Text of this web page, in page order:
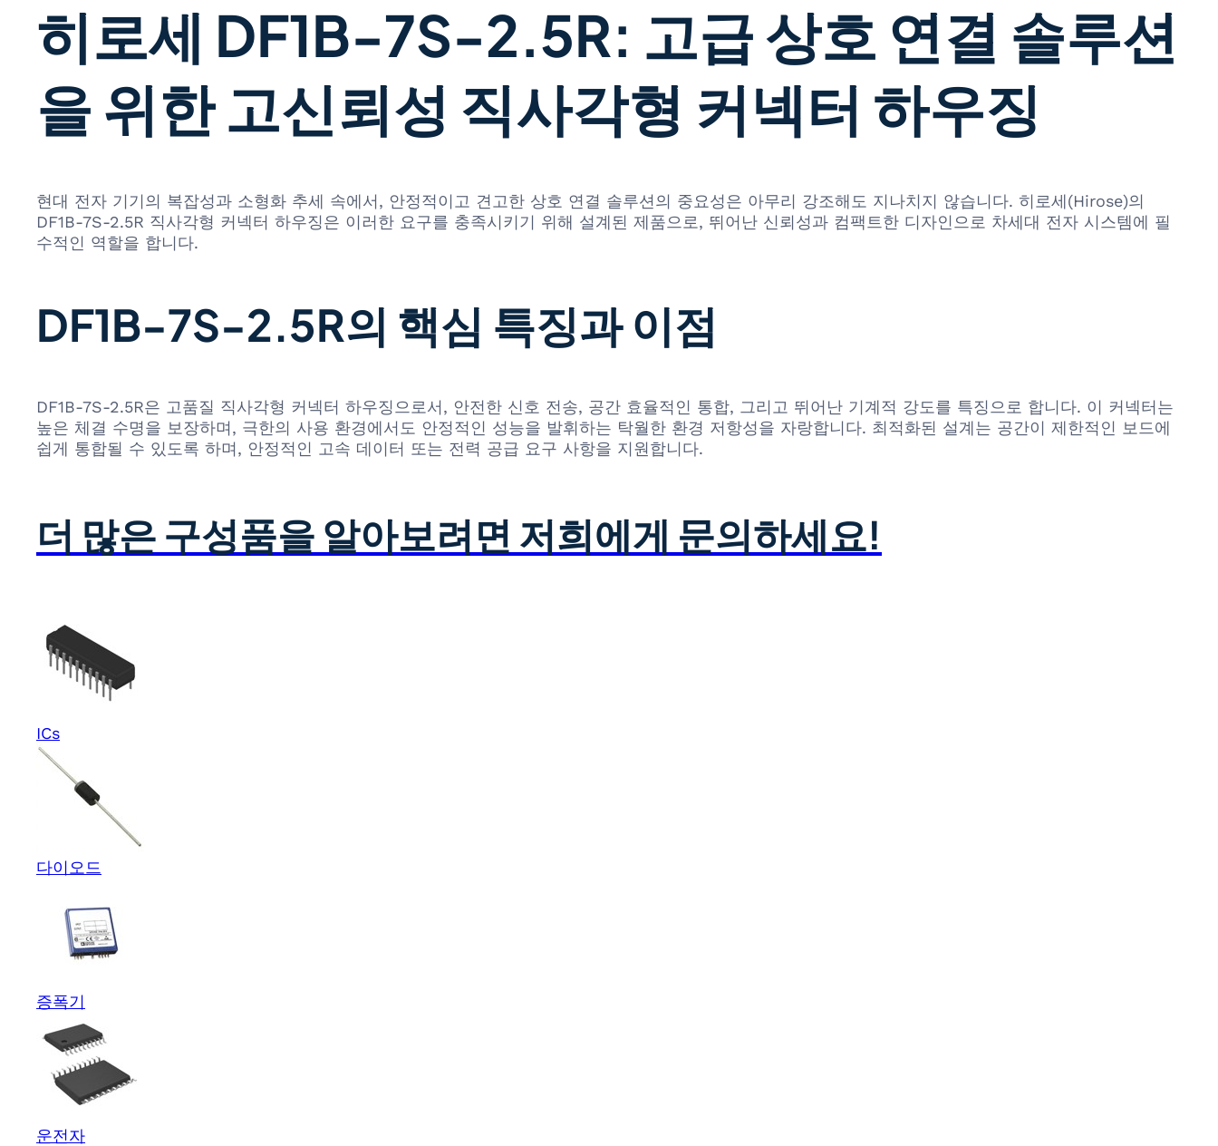
히로세 DF1B-7S-2.5R: 고급 상호 연결 솔루션
을 위한 고신뢰성 직사각형 커넥터 하우징
현대 전자 기기의 복잡성과 소형화 추세 속에서, 안정적이고 견고한 상호 연결 솔루션의 중요성은 아무리 강조해도 지나치지 않습니다. 히로세(Hirose)의
DF1B-7S-2.5R 직사각형 커넥터 하우징은 이러한 요구를 충족시키기 위해 설계된 제품으로, 뛰어난 신뢰성과 컴팩트한 디자인으로 차세대 전자 시스템에 필
수적인 역할을 합니다.
DF1B-7S-2.5R의 핵심 특징과 이점
DF1B-7S-2.5R은 고품질 직사각형 커넥터 하우징으로서, 안전한 신호 전송, 공간 효율적인 통합, 그리고 뛰어난 기계적 강도를 특징으로 합니다. 이 커넥터는
높은 체결 수명을 보장하며, 극한의 사용 환경에서도 안정적인 성능을 발휘하는 탁월한 환경 저항성을 자랑합니다. 최적화된 설계는 공간이 제한적인 보드에
쉽게 통합될 수 있도록 하며, 안정적인 고속 데이터 또는 전력 공급 요구 사항을 지원합니다.
더 많은 구성품을 알아보려면 저희에게 문의하세요!
ICs
다이오드
증폭기
운전자